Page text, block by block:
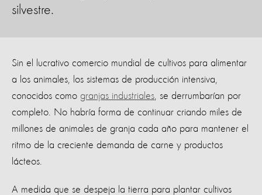
silvestre.
Sin el lucrativo comercio mundial de cultivos para alimentar
a los animales, los sistemas de producción intensiva,
conocidos como granjas industriales, se derrumbarían por
completo. No habría forma de continuar criando miles de
millones de animales de granja cada año para mantener el
ritmo de la creciente demanda de carne y productos
lácteos.
A medida que se despeja la tierra para plantar cultivos